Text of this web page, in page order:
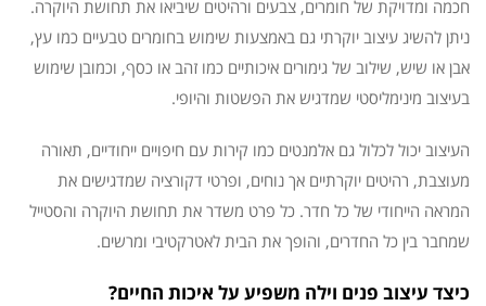
חכמה ומדויקת של חומרים, צבעים ורהיטים שיביאו את תחושת היוקרה.
ניתן להשיג עיצוב יוקרתי גם באמצעות שימוש בחומרים טבעיים כמו עץ,
אבן או שיש, שילוב של גימורים איכותיים כמו זהב או כסף, וכמובן שימוש
בעיצוב מינימליסטי שמדגיש את הפשטות והיופי.
העיצוב יכול לכלול גם אלמנטים כמו קירות עם חיפויים ייחודיים, תאורה
מעוצבת, רהיטים יוקרתיים אך נוחים, ופרטי דקורציה שמדגישים את
המראה הייחודי של כל חדר. כל פרט משדר את תחושת היוקרה והסטייל
שמחבר בין כל החדרים, והופך את הבית לאטרקטיבי ומרשים.
כיצד עיצוב פנים וילה משפיע על איכות החיים?